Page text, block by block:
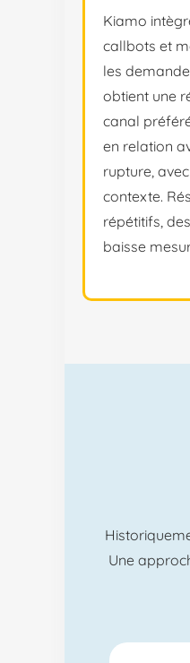
Kiamo
callbots et
les
obtient une
canal
en relation
rupture,
contexte.
répétitifs,
baisse
Une